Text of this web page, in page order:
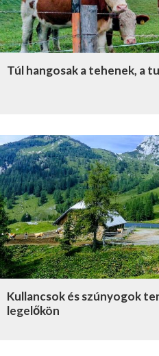
Túl hangosak a tehenek, a
Kullancsok és szúnyogok
legelőkön